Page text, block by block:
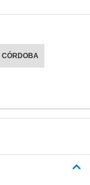
CÓRDOBA